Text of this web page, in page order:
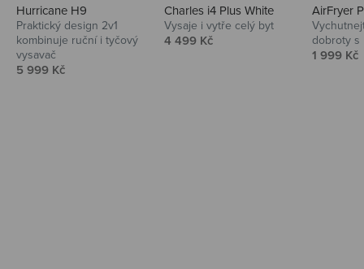
Hurricane H9
Praktický design 2v1
kombinuje ruční i tyčový
vysavač
Prodejní cena
5 999 Kč
Charles i4 Plus White
Vysaje i vytře celý byt
Prodejní cena
4 499 Kč
AirFryer
dobroty s
Prodejní
1 999 Kč
Audio
Niceboy sluchátka a repráky ti padnou
do noty.